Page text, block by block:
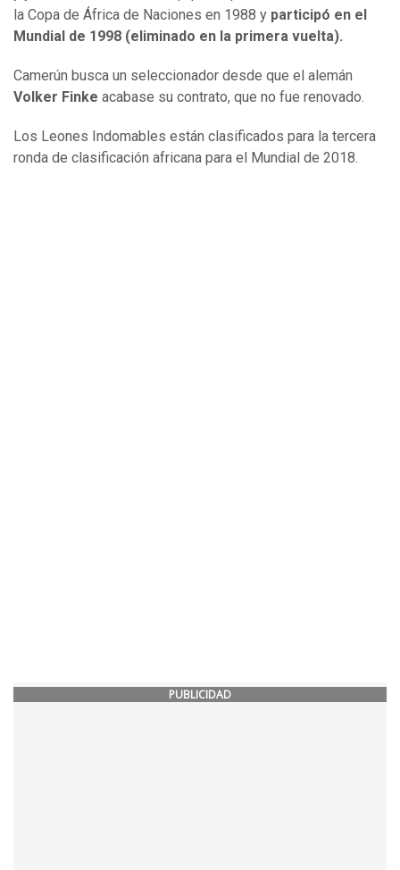
la Copa de África de Naciones en 1988 y participó en el
Mundial de 1998 (eliminado en la primera vuelta).
Camerún busca un seleccionador desde que el alemán
Volker Finke acabase su contrato, que no fue renovado.
Los Leones Indomables están clasificados para la tercera
ronda de clasificación africana para el Mundial de 2018.
PUBLICIDAD